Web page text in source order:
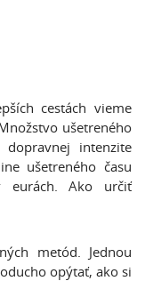
cestách vieme
ušetreného
intenzite
ušetreného času
eurách. Ako určiť
metód. Jednou
opýtať, ako si